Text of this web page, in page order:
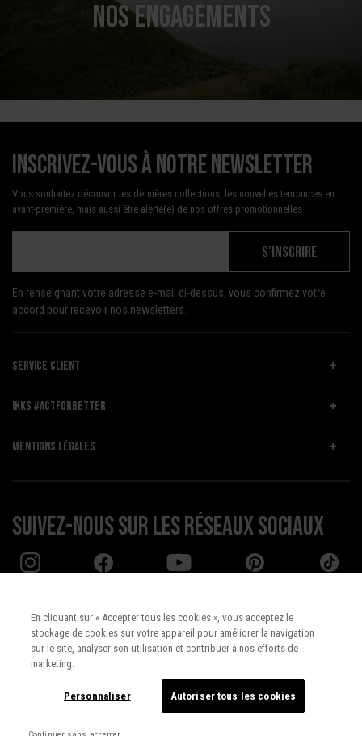
NOS ENGAGEMENTS
Inscrivez-vous à notre newsletter
Vous souhaitez découvrir les dernières collections, les nouvelles tendances en
avant-première, mais aussi être alerté(e) de nos offres promotionnelles
S'INSCRIRE
En renseignant votre adresse e-mail ci-dessus, vous confirmez votre
accord pour recevoir nos newsletters.
SERVICE CLIENT
IKKS #ACTFORBETTER
MENTIONS LÉGALES
Suivez-nous sur les réseaux sociaux
Pays : UNITED STATES
Français
En cliquant sur « Accepter tous les cookies », vous acceptez le
stockage de cookies sur votre appareil pour améliorer la navigation
sur le site, analyser son utilisation et contribuer à nos efforts de
marketing.
Personnaliser Autoriser tous les cookies